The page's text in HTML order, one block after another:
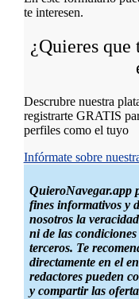
te interesen.
¿Quieres que
Descrubre nuestra
registrarte GRATIS
perfiles como el tuyo
Infórmate sobre
QuieroNavegar.app
fines informativos y
nosotros la
ni de las
terceros. Te
directamente en el
redactores pueden
y compartir las